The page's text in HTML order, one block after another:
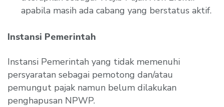
apabila masih ada cabang yang berstatus aktif.
Instansi Pemerintah
Instansi Pemerintah yang tidak memenuhi
persyaratan sebagai pemotong dan/atau
pemungut pajak namun belum dilakukan
penghapusan NPWP.